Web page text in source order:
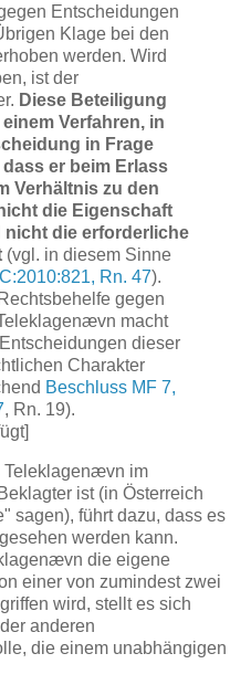
Entscheidungen
Klage bei den
werden. Wird
ist der
Diese Beteiligung
Verfahren, in
in Frage
er beim Erlass
Verhältnis zu den
die Eigenschaft
nicht die erforderliche
(vgl. in diesem Sinne
Rn. 47).
gegen
macht
dieser
Charakter
Beschluss MF 7,
, Rn. 19).
Teleklagenævn im
ist (in Österreich
sagen), führt dazu, dass es
werden kann.
die eigene
einer von zumindest zwei
wird, stellt es sich
anderen
die einem unabhängigen